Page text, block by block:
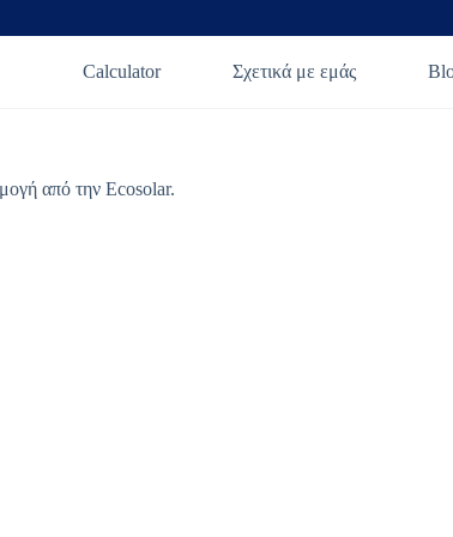
Calculator Σχετικά με εμάς